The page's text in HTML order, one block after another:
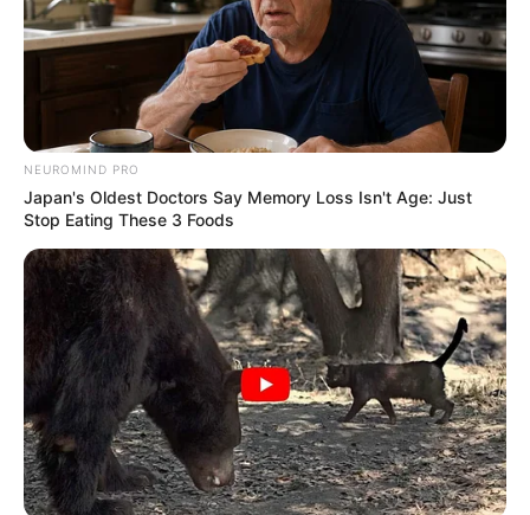
Docentes devem ficar atentos à documentação e horários; locais
de prova estão disponíveis no site da Vunesp
Os candidatos inscritos no concurso do Governo de SP que
vai contratar 15 mil professores efetivos para a rede
estadual realizam a prova amanhã (6).
A avaliação terá a duração de 4 horas e ocorrerá em dois
horários, dependendo da disciplina escolhida. Os portões
NEUROMIND PRO
Japan's Oldest Doctors Say Memory Loss Isn't Age: Just
Stop Eating These 3 Foods